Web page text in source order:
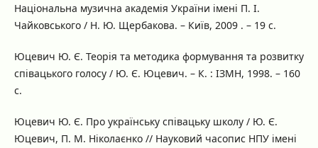
Національна музична академія України імені П. І.
Чайковського / Н. Ю. Щербакова. – Київ, 2009 . – 19 с.
Юцевич Ю. Є. Теорія та методика формування та розвитку
співацького голосу / Ю. Є. Юцевич. – К. : ІЗМН, 1998. – 160
с.
Юцевич Ю. Є. Про українську співацьку школу / Ю. Є.
Юцевич, П. М. Ніколаєнко // Науковий часопис НПУ імені